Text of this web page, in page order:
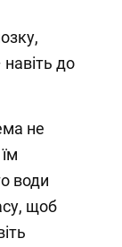
до
не
води
щоб